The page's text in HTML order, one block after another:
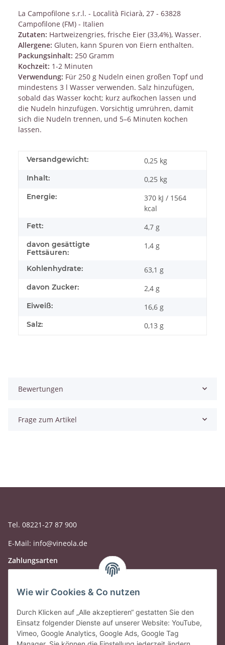
La Campofilone s.r.l. - Località Ficiarà, 27 - 63828
Campofilone (FM) - Italien
Zutaten: Hartweizengries, frische Eier (33,4%), Wasser.
Allergene: Gluten, kann Spuren von Eiern enthalten.
Packungsinhalt: 250 Gramm
Kochzeit: 1-2 Minuten
Verwendung: Für 250 g Nudeln einen großen Topf und
mindestens 3 l Wasser verwenden. Salz hinzufügen,
sobald das Wasser kocht; kurz aufkochen lassen und
die Nudeln hinzufügen. Vorsichtig umrühren, damit
sich die Nudeln trennen, und 5–6 Minuten kochen
lassen.
Versandgewicht: 0,25 kg
Inhalt: 0,25 kg
Energie:
370 kJ / 1564
kcal
Fett: 4,7 g
davon gesättigte
Fettsäuren:
1,4 g
Kohlenhydrate: 63,1 g
davon Zucker: 2,4 g
Eiweiß: 16,6 g
Salz: 0,13 g
Bewertungen
Frage zum Artikel
Tel. 08221-27 87 900
E-Mail: info@vineola.de
Zahlungsarten
Wie wir Cookies & Co nutzen
Durch Klicken auf „Alle akzeptieren“ gestatten Sie den
Einsatz folgender Dienste auf unserer Website: YouTube,
Vimeo, Google Analytics, Google Ads, Google Tag